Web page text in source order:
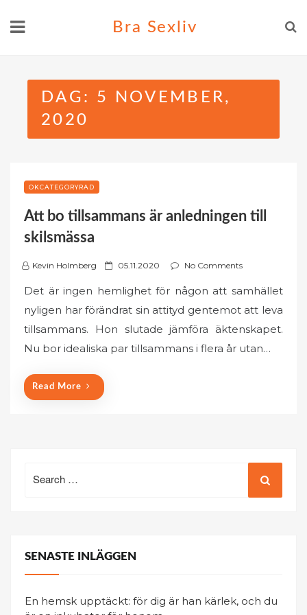
Bra Sexliv
DAG: 5 NOVEMBER,
2020
OKCATEGORYRAD
Att bo tillsammans är anledningen till
skilsmässa
Kevin Holmberg
P
s
t
e
d
05.11.2020 No Comments
Det är ingen hemlighet för någon att samhället
nyligen har förändrat sin attityd gentemot att leva
tillsammans. Hon slutade jämföra äktenskapet.
Nu bor idealiska par tillsammans i flera år utan…
Read More
for:
SENASTE INLÄGGEN
En hemsk upptäckt: för dig är han kärlek, och du